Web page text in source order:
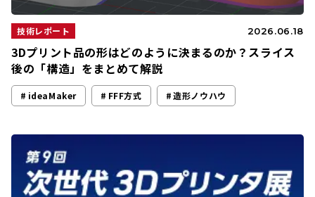
技術レポート 2026.06.18
3Dプリント品の形はどのように決まるのか？スライス
後の「構造」をまとめて解説
ideaMaker FFF方式 造形ノウハウ